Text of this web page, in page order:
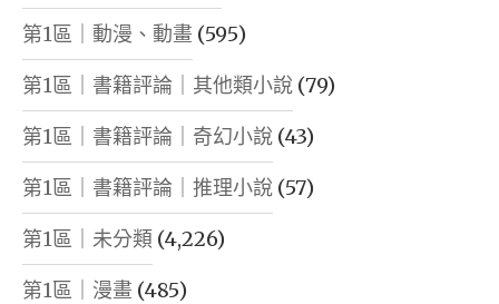
第1區｜動漫、動畫 (595)
第1區｜書籍評論｜其他類小說 (79)
第1區｜書籍評論｜奇幻小說 (43)
第1區｜書籍評論｜推理小說 (57)
第1區｜未分類 (4,226)
第1區｜漫畫 (485)